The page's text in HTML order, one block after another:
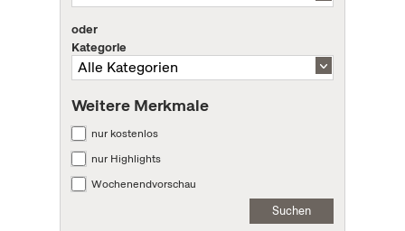
oder
Kategorie
Weitere Merkmale
nur kostenlos
nur Highlights
Wochenendvorschau
Suchen